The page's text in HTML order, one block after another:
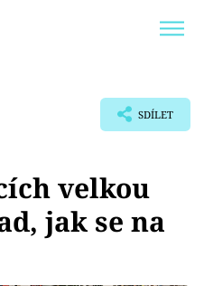
SDÍLET
velkou
jak se na